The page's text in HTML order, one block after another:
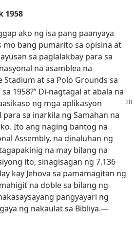
1958
ako ng isa pang paanyaya
mo bang pumarito sa opisina at
sa paglalakbay para sa
na asamblea na
Stadium at sa Polo Grounds sa
1958?” Di-nagtagal at abala na
ng mga aplikasyon
sa inarkila ng Samahan na
Ito ang naging bantog na
Assembly, na dinaluhan ng
na may bilang na
ito, sinagisagan ng 7,136
kay Jehova sa pamamagitan ng
na doble sa bilang ng
pangyayari ng
ng nakaulat sa Bibliya.​—